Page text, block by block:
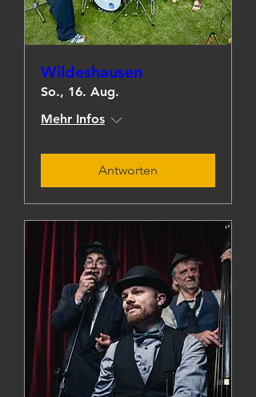
Wildeshausen
So., 16. Aug.
Mehr Infos
Antworten